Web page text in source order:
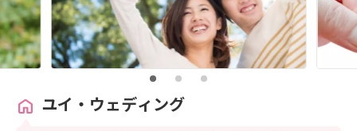
ユイ・ウェディング